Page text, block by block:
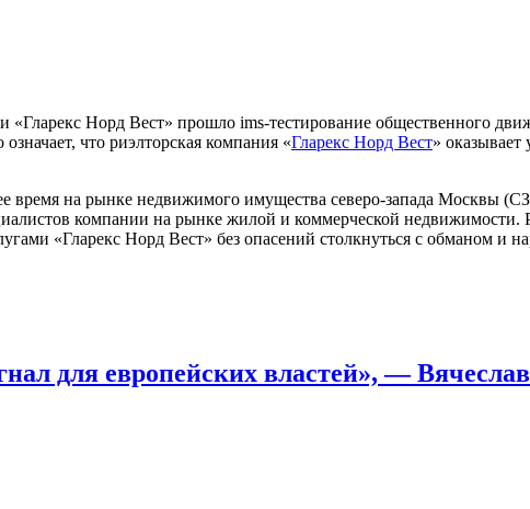
«Гларекс Норд Вест» прошло ims-тестирование общественного
что риэлторская компания «Гларекс Норд Вест» оказывает
время на рынке недвижимого имущества северо-запада Москвы
компании на рынке жилой и коммерческой недвижимости.
«Гларекс Норд Вест» без опасений столкнуться с обманом и
для европейских властей», —